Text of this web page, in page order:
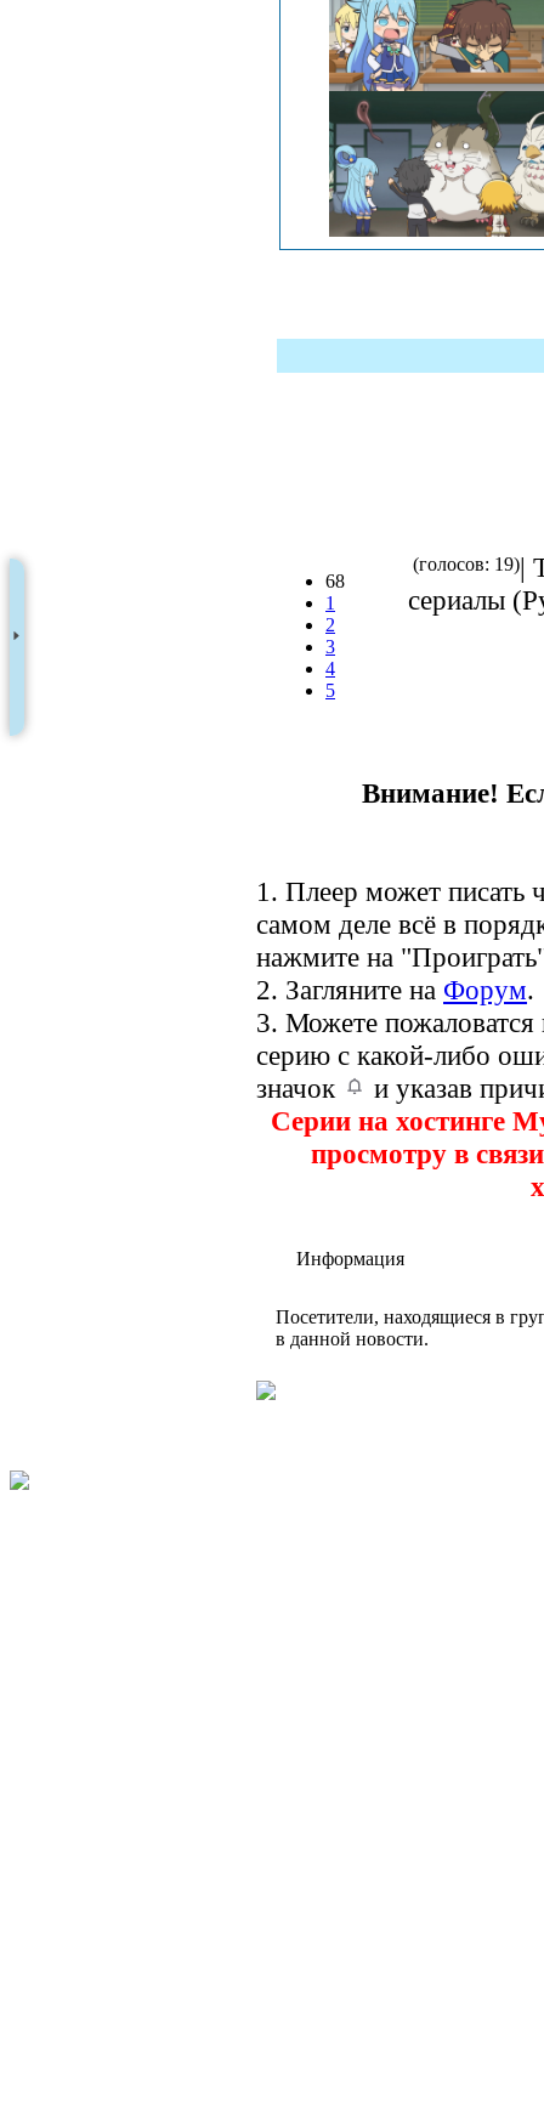
68
1
2
3
4
5
(голосов: 19)|
сериалы
Внимание!
1. Плеер может писать
самом деле всё в
нажмите на
2. Загляните на Форум.
3. Можете
серию с какой-либо
значок
и указав
Серии на хостинге
просмотру в
Информация
Посетители, находящиеся в
в данной новости.